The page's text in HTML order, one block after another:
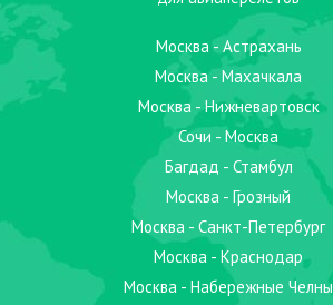
Москва - Астрахань
Москва - Махачкала
Москва - Нижневартовск
Сочи - Москва
Багдад - Стамбул
Москва - Грозный
Москва - Санкт-Петербург
Москва - Краснодар
Москва - Набережные Челны